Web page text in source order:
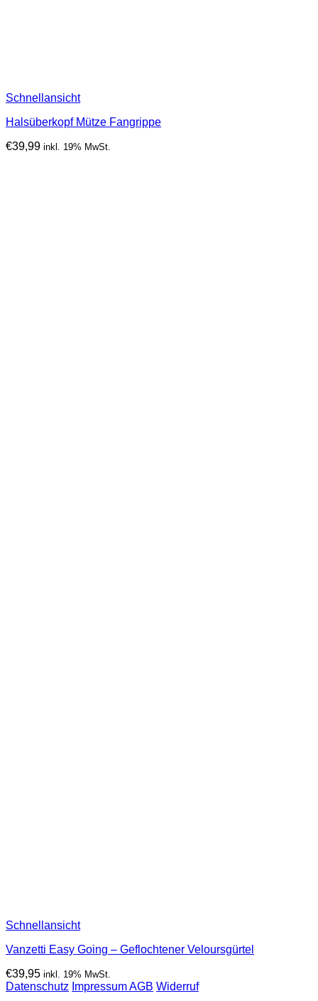
Schnellansicht
Halsüberkopf Mütze Fangrippe
€39,99 inkl. 19% MwSt.
Schnellansicht
Vanzetti Easy Going – Geflochtener Veloursgürtel
€39,95 inkl. 19% MwSt.
Datenschutz ImpressumAGB Widerruf